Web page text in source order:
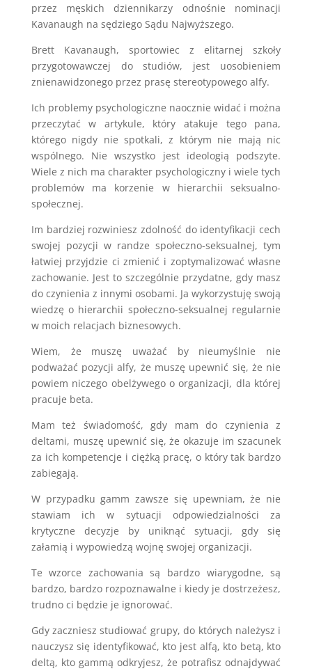
przez męskich dziennikarzy odnośnie nominacji
Kavanaugh na sędziego Sądu Najwyższego.
Brett Kavanaugh, sportowiec z elitarnej szkoły
przygotowawczej do studiów, jest uosobieniem
znienawidzonego przez prasę stereotypowego alfy.
Ich problemy psychologiczne naocznie widać i można
przeczytać w artykule, który atakuje tego pana,
którego nigdy nie spotkali, z którym nie mają nic
wspólnego. Nie wszystko jest ideologią podszyte.
Wiele z nich ma charakter psychologiczny i wiele tych
problemów ma korzenie w hierarchii seksualno-
społecznej.
Im bardziej rozwiniesz zdolność do identyfikacji cech
swojej pozycji w randze społeczno-seksualnej, tym
łatwiej przyjdzie ci zmienić i zoptymalizować własne
zachowanie. Jest to szczególnie przydatne, gdy masz
do czynienia z innymi osobami. Ja wykorzystuję swoją
wiedzę o hierarchii społeczno-seksualnej regularnie
w moich relacjach biznesowych.
Wiem, że muszę uważać by nieumyślnie nie
podważać pozycji alfy, że muszę upewnić się, że nie
powiem niczego obelżywego o organizacji, dla której
pracuje beta.
Mam też świadomość, gdy mam do czynienia z
deltami, muszę upewnić się, że okazuje im szacunek
za ich kompetencje i ciężką pracę, o który tak bardzo
zabiegają.
W przypadku gamm zawsze się upewniam, że nie
stawiam ich w sytuacji odpowiedzialności za
krytyczne decyzje by uniknąć sytuacji, gdy się
załamią i wypowiedzą wojnę swojej organizacji.
Te wzorce zachowania są bardzo wiarygodne, są
bardzo, bardzo rozpoznawalne i kiedy je dostrzeżesz,
trudno ci będzie je ignorować.
Gdy zaczniesz studiować grupy, do których należysz i
nauczysz się identyfikować, kto jest alfą, kto betą, kto
deltą, kto gammą odkryjesz, że potrafisz odnajdywać